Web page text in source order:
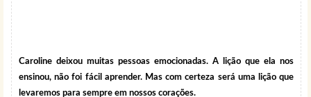
Caroline deixou muitas pessoas emocionadas. A lição que ela nos
ensinou, não foi fácil aprender. Mas com certeza será uma lição que
levaremos para sempre em nossos corações.